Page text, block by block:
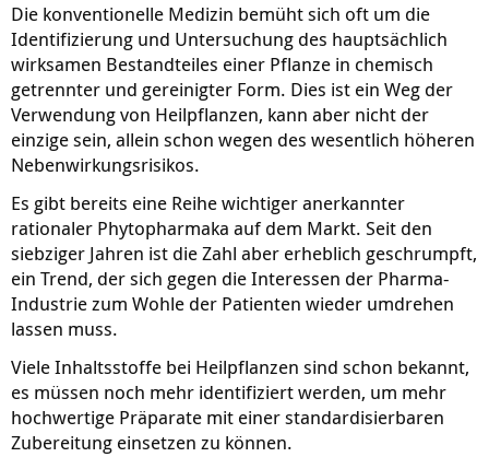
Die konventionelle Medizin bemüht sich oft um die
Identifizierung und Untersuchung des hauptsächlich
wirksamen Bestandteiles einer Pflanze in chemisch
getrennter und gereinigter Form. Dies ist ein Weg der
Verwendung von Heilpflanzen, kann aber nicht der
einzige sein, allein schon wegen des wesentlich höheren
Nebenwirkungsrisikos.
Es gibt bereits eine Reihe wichtiger anerkannter
rationaler Phytopharmaka auf dem Markt. Seit den
siebziger Jahren ist die Zahl aber erheblich geschrumpft,
ein Trend, der sich gegen die Interessen der Pharma-
Industrie zum Wohle der Patienten wieder umdrehen
lassen muss.
Viele Inhaltsstoffe bei Heilpflanzen sind schon bekannt,
es müssen noch mehr identifiziert werden, um mehr
hochwertige Präparate mit einer standardisierbaren
Zubereitung einsetzen zu können.